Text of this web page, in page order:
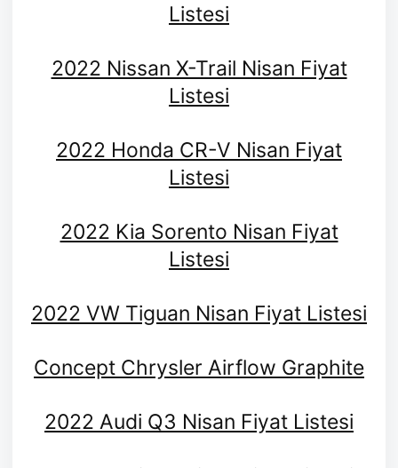
Listesi
2022 Nissan X-Trail Nisan Fiyat
Listesi
2022 Honda CR-V Nisan Fiyat
Listesi
2022 Kia Sorento Nisan Fiyat
Listesi
2022 VW Tiguan Nisan Fiyat Listesi
Concept Chrysler Airflow Graphite
2022 Audi Q3 Nisan Fiyat Listesi